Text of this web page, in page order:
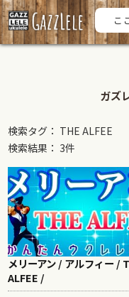
ガズ
検索タグ： THE ALFEE
検索結果： 3件
メリーアン / アルフィー /
ALFEE /